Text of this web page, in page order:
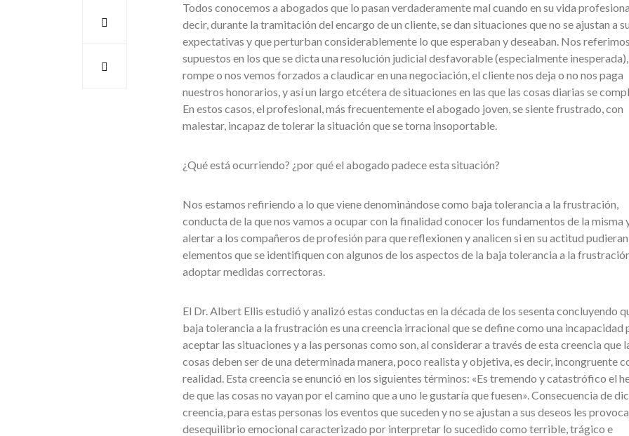
Todos conocemos a abogados que lo pasan verdaderamente mal cuando en su vida
decir, durante la tramitación del encargo de un cliente, se dan situaciones que no se ajustan a
expectativas y que perturban considerablemente lo que esperaban y deseaban. Nos
supuestos en los que se dicta una resolución judicial desfavorable (especialmente inesperada),
rompe o nos vemos forzados a claudicar en una negociación, el cliente nos deja o no nos paga
nuestros honorarios, y así un largo etcétera de situaciones en las que las cosas diarias se
En estos casos, el profesional, más frecuentemente el abogado joven, se siente frustrado, con
malestar, incapaz de tolerar la situación que se torna insoportable.
¿Qué está ocurriendo? ¿por qué el abogado padece esta situación?
Nos estamos refiriendo a lo que viene denominándose como baja tolerancia a la frustración,
conducta de la que nos vamos a ocupar con la finalidad conocer los fundamentos de la misma
alertar a los compañeros de profesión para que reflexionen y analicen si en su actitud
elementos que se identifiquen con algunos de los aspectos de la baja tolerancia a la
adoptar medidas correctoras.
El Dr. Albert Ellis estudió y analizó estas conductas en la década de los sesenta concluyendo
baja tolerancia a la frustración es una creencia irracional que se define como una incapacidad
aceptar las situaciones y a las personas como son, al considerar a través de esta creencia que
cosas deben ser de una determinada manera, poco realista y objetiva, es decir, incongruente
realidad. Esta creencia se enunció en los siguientes términos: «Es tremendo y catastrófico el
de que las cosas no vayan por el camino que a uno le gustaría que fuesen». Consecuencia de
creencia, para estas personas los eventos que suceden y no se ajustan a sus deseos les
desequilibrio emocional caracterizado por interpretar lo sucedido como terrible, trágico e